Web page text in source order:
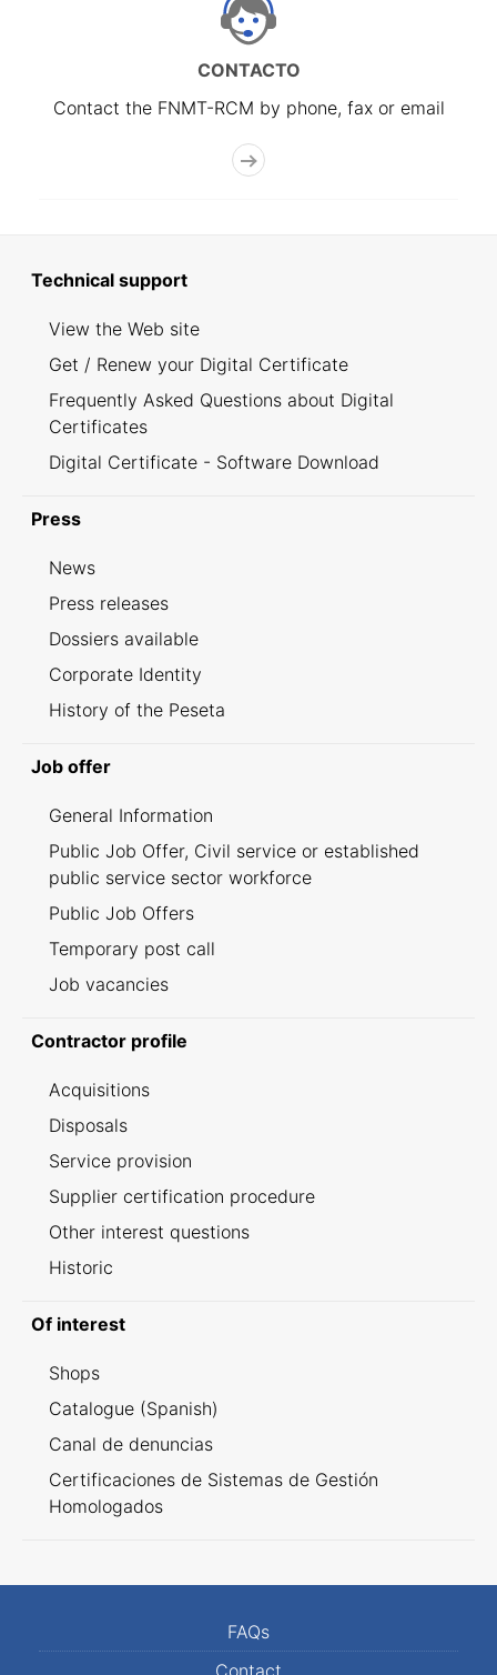
CONTACTO
Contact the FNMT-RCM by phone, fax or email
Technical support
View the Web site
Get / Renew your Digital Certificate
Frequently Asked Questions about Digital
Certificates
Digital Certificate - Software Download
Press
News
Press releases
Dossiers available
Corporate Identity
History of the Peseta
Job offer
General Information
Public Job Offer, Civil service or established
public service sector workforce
Public Job Offers
Temporary post call
Job vacancies
Contractor profile
Acquisitions
Disposals
Service provision
Supplier certification procedure
Other interest questions
Historic
Of interest
Shops
Catalogue (Spanish)
Canal de denuncias
Certificaciones de Sistemas de Gestión
Homologados
FAQs
Contact